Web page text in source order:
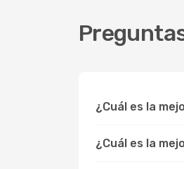
¿Cuál es la
¿Cuál es la